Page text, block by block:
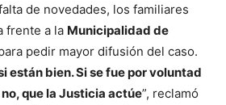
de novedades, los familiares
frente a la Municipalidad de
pedir mayor difusión del caso.
están bien. Si se fue por voluntad
que la Justicia actúe”, reclamó